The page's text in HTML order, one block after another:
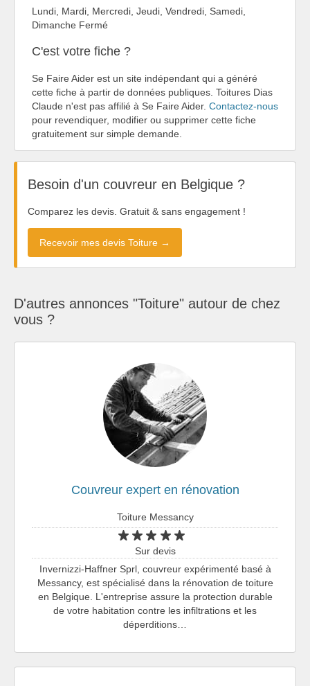
Lundi, Mardi, Mercredi, Jeudi, Vendredi, Samedi,
Dimanche Fermé
C'est votre fiche ?
Se Faire Aider est un site indépendant qui a généré
cette fiche à partir de données publiques. Toitures Dias
Claude n'est pas affilié à Se Faire Aider. Contactez-nous
pour revendiquer, modifier ou supprimer cette fiche
gratuitement sur simple demande.
Besoin d'un couvreur en Belgique ?
Comparez les devis. Gratuit & sans engagement !
Recevoir mes devis Toiture →
D'autres annonces "Toiture" autour de chez
vous ?
Couvreur expert en rénovation
Toiture Messancy
Sur devis
Invernizzi-Haffner Sprl, couvreur expérimenté basé à
Messancy, est spécialisé dans la rénovation de toiture
en Belgique. L'entreprise assure la protection durable
de votre habitation contre les infiltrations et les
déperditions…